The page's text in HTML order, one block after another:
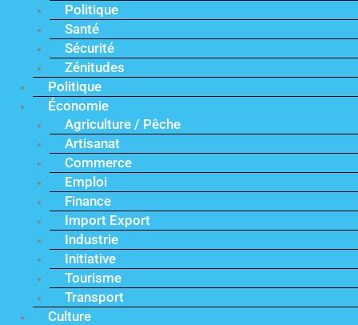
Politique
Santé
Sécurité
Zénitudes
Politique
Économie
Agriculture / Pêche
Artisanat
Commerce
Emploi
Finance
Import Export
Industrie
Initiative
Tourisme
Transport
Culture